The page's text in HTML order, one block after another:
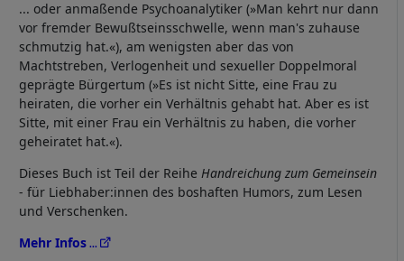
... oder anmaßende Psychoanalytiker (»Man kehrt nur dann
vor fremder Bewußtseinsschwelle, wenn man's zuhause
schmutzig hat.«), am wenigsten aber das von
Machtstreben, Verlogenheit und sexueller Doppelmoral
geprägte Bürgertum (»Es ist nicht Sitte, eine Frau zu
heiraten, die vorher ein Verhältnis gehabt hat. Aber es ist
Sitte, mit einer Frau ein Verhältnis zu haben, die vorher
geheiratet hat.«).
Dieses Buch ist Teil der Reihe Handreichung zum Gemeinsein
- für Liebhaber:innen des boshaften Humors, zum Lesen
und Verschenken.
Mehr Infos